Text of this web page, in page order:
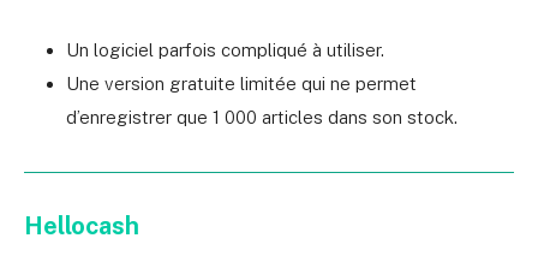
Un logiciel parfois compliqué à utiliser.
Une version gratuite limitée qui ne permet
d’enregistrer que 1 000 articles dans son stock.
Hellocash